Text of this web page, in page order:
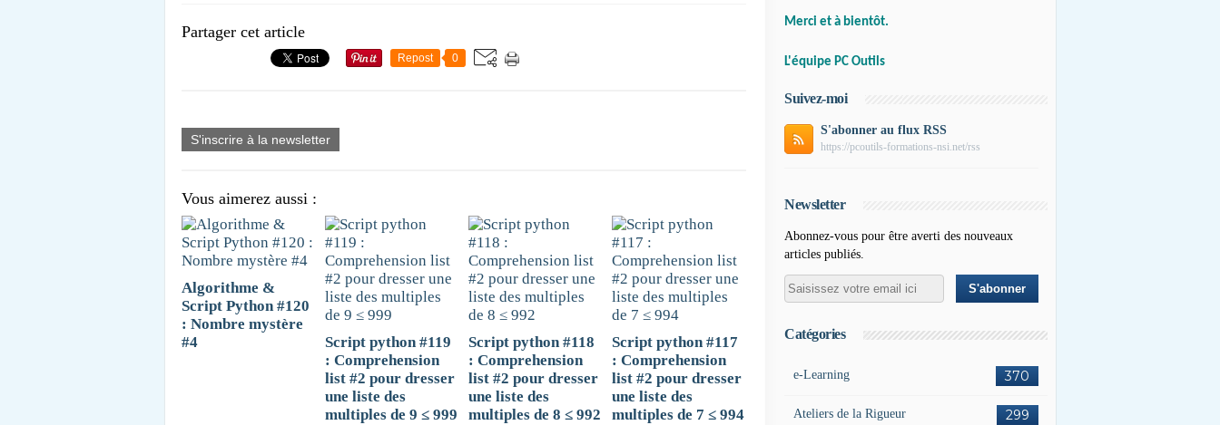
Partager cet article
Repost 0
S'inscrire à la newsletter
Vous aimerez aussi :
Algorithme &
Script Python #120
: Nombre mystère
#4
Script python #119
: Comprehension
list #2 pour dresser
une liste des
multiples de 9 ≤ 999
Script python #118
: Comprehension
list #2 pour dresser
une liste des
multiples de 8 ≤ 992
Script python #117
: Comprehension
list #2 pour dresser
une liste des
multiples de 7 ≤ 994
Merci et à bientôt.
L'équipe PC Outils
Suivez-moi
S'abonner au flux RSS
https://pcoutils-formations-nsi.net/rss
Newsletter
Abonnez-vous pour être averti des nouveaux
articles publiés.
Catégories
370
e-Learning
299
Ateliers de la Rigueur